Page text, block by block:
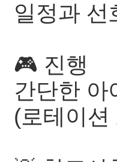
일정과 선
🎮 진행
간단한 아
(로테이션